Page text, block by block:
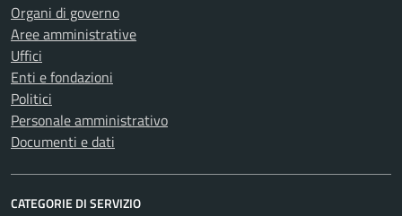
Organi di governo
Aree amministrative
Uffici
Enti e fondazioni
Politici
Personale amministrativo
Documenti e dati
CATEGORIE DI SERVIZIO